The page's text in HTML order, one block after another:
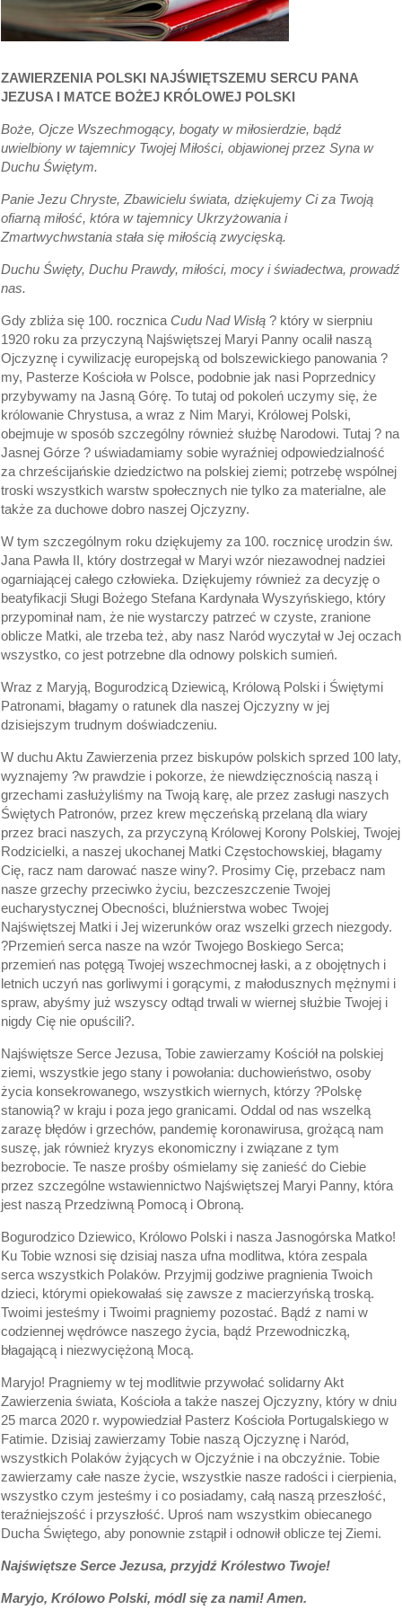
ZAWIERZENIA POLSKI NAJŚWIĘTSZEMU SERCU PANA
JEZUSA I MATCE BOŻEJ KRÓLOWEJ POLSKI
Boże, Ojcze Wszechmogący, bogaty w miłosierdzie, bądź
uwielbiony w tajemnicy Twojej Miłości, objawionej przez Syna w
Duchu Świętym.
Panie Jezu Chryste, Zbawicielu świata, dziękujemy Ci za Twoją
ofiarną miłość, która w tajemnicy Ukrzyżowania i
Zmartwychwstania stała się miłością zwycięską.
Duchu Święty, Duchu Prawdy, miłości, mocy i świadectwa, prowadź
nas.
Gdy zbliża się 100. rocznica Cudu Nad Wisłą ? który w sierpniu
1920 roku za przyczyną Najświętszej Maryi Panny ocalił naszą
Ojczyznę i cywilizację europejską od bolszewickiego panowania ?
my, Pasterze Kościoła w Polsce, podobnie jak nasi Poprzednicy
przybywamy na Jasną Górę. To tutaj od pokoleń uczymy się, że
królowanie Chrystusa, a wraz z Nim Maryi, Królowej Polski,
obejmuje w sposób szczególny również służbę Narodowi. Tutaj ? na
Jasnej Górze ? uświadamiamy sobie wyraźniej odpowiedzialność
za chrześcijańskie dziedzictwo na polskiej ziemi; potrzebę wspólnej
troski wszystkich warstw społecznych nie tylko za materialne, ale
także za duchowe dobro naszej Ojczyzny.
W tym szczególnym roku dziękujemy za 100. rocznicę urodzin św.
Jana Pawła II, który dostrzegał w Maryi wzór niezawodnej nadziei
ogarniającej całego człowieka. Dziękujemy również za decyzję o
beatyfikacji Sługi Bożego Stefana Kardynała Wyszyńskiego, który
przypominał nam, że nie wystarczy patrzeć w czyste, zranione
oblicze Matki, ale trzeba też, aby nasz Naród wyczytał w Jej oczach
wszystko, co jest potrzebne dla odnowy polskich sumień.
Wraz z Maryją, Bogurodzicą Dziewicą, Królową Polski i Świętymi
Patronami, błagamy o ratunek dla naszej Ojczyzny w jej
dzisiejszym trudnym doświadczeniu.
W duchu Aktu Zawierzenia przez biskupów polskich sprzed 100 laty,
wyznajemy ?w prawdzie i pokorze, że niewdzięcznością naszą i
grzechami zasłużyliśmy na Twoją karę, ale przez zasługi naszych
Świętych Patronów, przez krew męczeńską przelaną dla wiary
przez braci naszych, za przyczyną Królowej Korony Polskiej, Twojej
Rodzicielki, a naszej ukochanej Matki Częstochowskiej, błagamy
Cię, racz nam darować nasze winy?. Prosimy Cię, przebacz nam
nasze grzechy przeciwko życiu, bezczeszczenie Twojej
eucharystycznej Obecności, bluźnierstwa wobec Twojej
Najświętszej Matki i Jej wizerunków oraz wszelki grzech niezgody.
?Przemień serca nasze na wzór Twojego Boskiego Serca;
przemień nas potęgą Twojej wszechmocnej łaski, a z obojętnych i
letnich uczyń nas gorliwymi i gorącymi, z małodusznych mężnymi i
spraw, abyśmy już wszyscy odtąd trwali w wiernej służbie Twojej i
nigdy Cię nie opuścili?.
Najświętsze Serce Jezusa, Tobie zawierzamy Kościół na polskiej
ziemi, wszystkie jego stany i powołania: duchowieństwo, osoby
życia konsekrowanego, wszystkich wiernych, którzy ?Polskę
stanowią? w kraju i poza jego granicami. Oddal od nas wszelką
zarazę błędów i grzechów, pandemię koronawirusa, grożącą nam
suszę, jak również kryzys ekonomiczny i związane z tym
bezrobocie. Te nasze prośby ośmielamy się zanieść do Ciebie
przez szczególne wstawiennictwo Najświętszej Maryi Panny, która
jest naszą Przedziwną Pomocą i Obroną.
Bogurodzico Dziewico, Królowo Polski i nasza Jasnogórska Matko!
Ku Tobie wznosi się dzisiaj nasza ufna modlitwa, która zespala
serca wszystkich Polaków. Przyjmij godziwe pragnienia Twoich
dzieci, którymi opiekowałaś się zawsze z macierzyńską troską.
Twoimi jesteśmy i Twoimi pragniemy pozostać. Bądź z nami w
codziennej wędrówce naszego życia, bądź Przewodniczką,
błagającą i niezwyciężoną Mocą.
Maryjo! Pragniemy w tej modlitwie przywołać solidarny Akt
Zawierzenia świata, Kościoła a także naszej Ojczyzny, który w dniu
25 marca 2020 r. wypowiedział Pasterz Kościoła Portugalskiego w
Fatimie. Dzisiaj zawierzamy Tobie naszą Ojczyznę i Naród,
wszystkich Polaków żyjących w Ojczyźnie i na obczyźnie. Tobie
zawierzamy całe nasze życie, wszystkie nasze radości i cierpienia,
wszystko czym jesteśmy i co posiadamy, całą naszą przeszłość,
teraźniejszość i przyszłość. Uproś nam wszystkim obiecanego
Ducha Świętego, aby ponownie zstąpił i odnowił oblicze tej Ziemi.
Najświętsze Serce Jezusa, przyjdź Królestwo Twoje!
Maryjo, Królowo Polski, módl się za nami! Amen.